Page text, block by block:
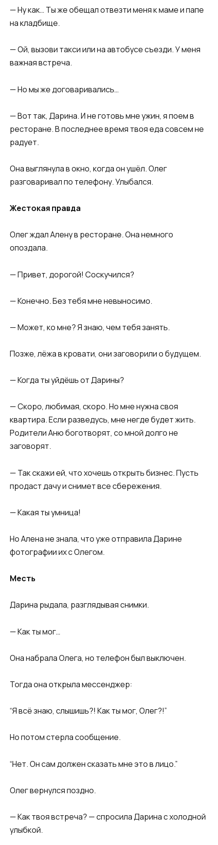
— Ну как… Ты же обещал отвезти меня к маме и папе
на кладбище.
— Ой, вызови такси или на автобусе съезди. У меня
важная встреча.
— Но мы же договаривались…
— Вот так, Дарина. И не готовь мне ужин, я поем в
ресторане. В последнее время твоя еда совсем не
радует.
Она выглянула в окно, когда он ушёл. Олег
разговаривал по телефону. Улыбался.
Жестокая правда
Олег ждал Алену в ресторане. Она немного
опоздала.
— Привет, дорогой! Соскучился?
— Конечно. Без тебя мне невыносимо.
— Может, ко мне? Я знаю, чем тебя занять.
Позже, лёжа в кровати, они заговорили о будущем.
— Когда ты уйдёшь от Дарины?
— Скоро, любимая, скоро. Но мне нужна своя
квартира. Если разведусь, мне негде будет жить.
Родители Аню боготворят, со мной долго не
заговорят.
— Так скажи ей, что хочешь открыть бизнес. Пусть
продаст дачу и снимет все сбережения.
— Какая ты умница!
Но Алена не знала, что уже отправила Дарине
фотографии их с Олегом.
Месть
Дарина рыдала, разглядывая снимки.
— Как ты мог…
Она набрала Олега, но телефон был выключен.
Тогда она открыла мессенджер:
“Я всё знаю, слышишь?! Как ты мог, Олег?!”
Но потом стерла сообщение.
“Нет. Он сам должен сказать мне это в лицо.”
Олег вернулся поздно.
— Как твоя встреча? — спросила Дарина с холодной
улыбкой.